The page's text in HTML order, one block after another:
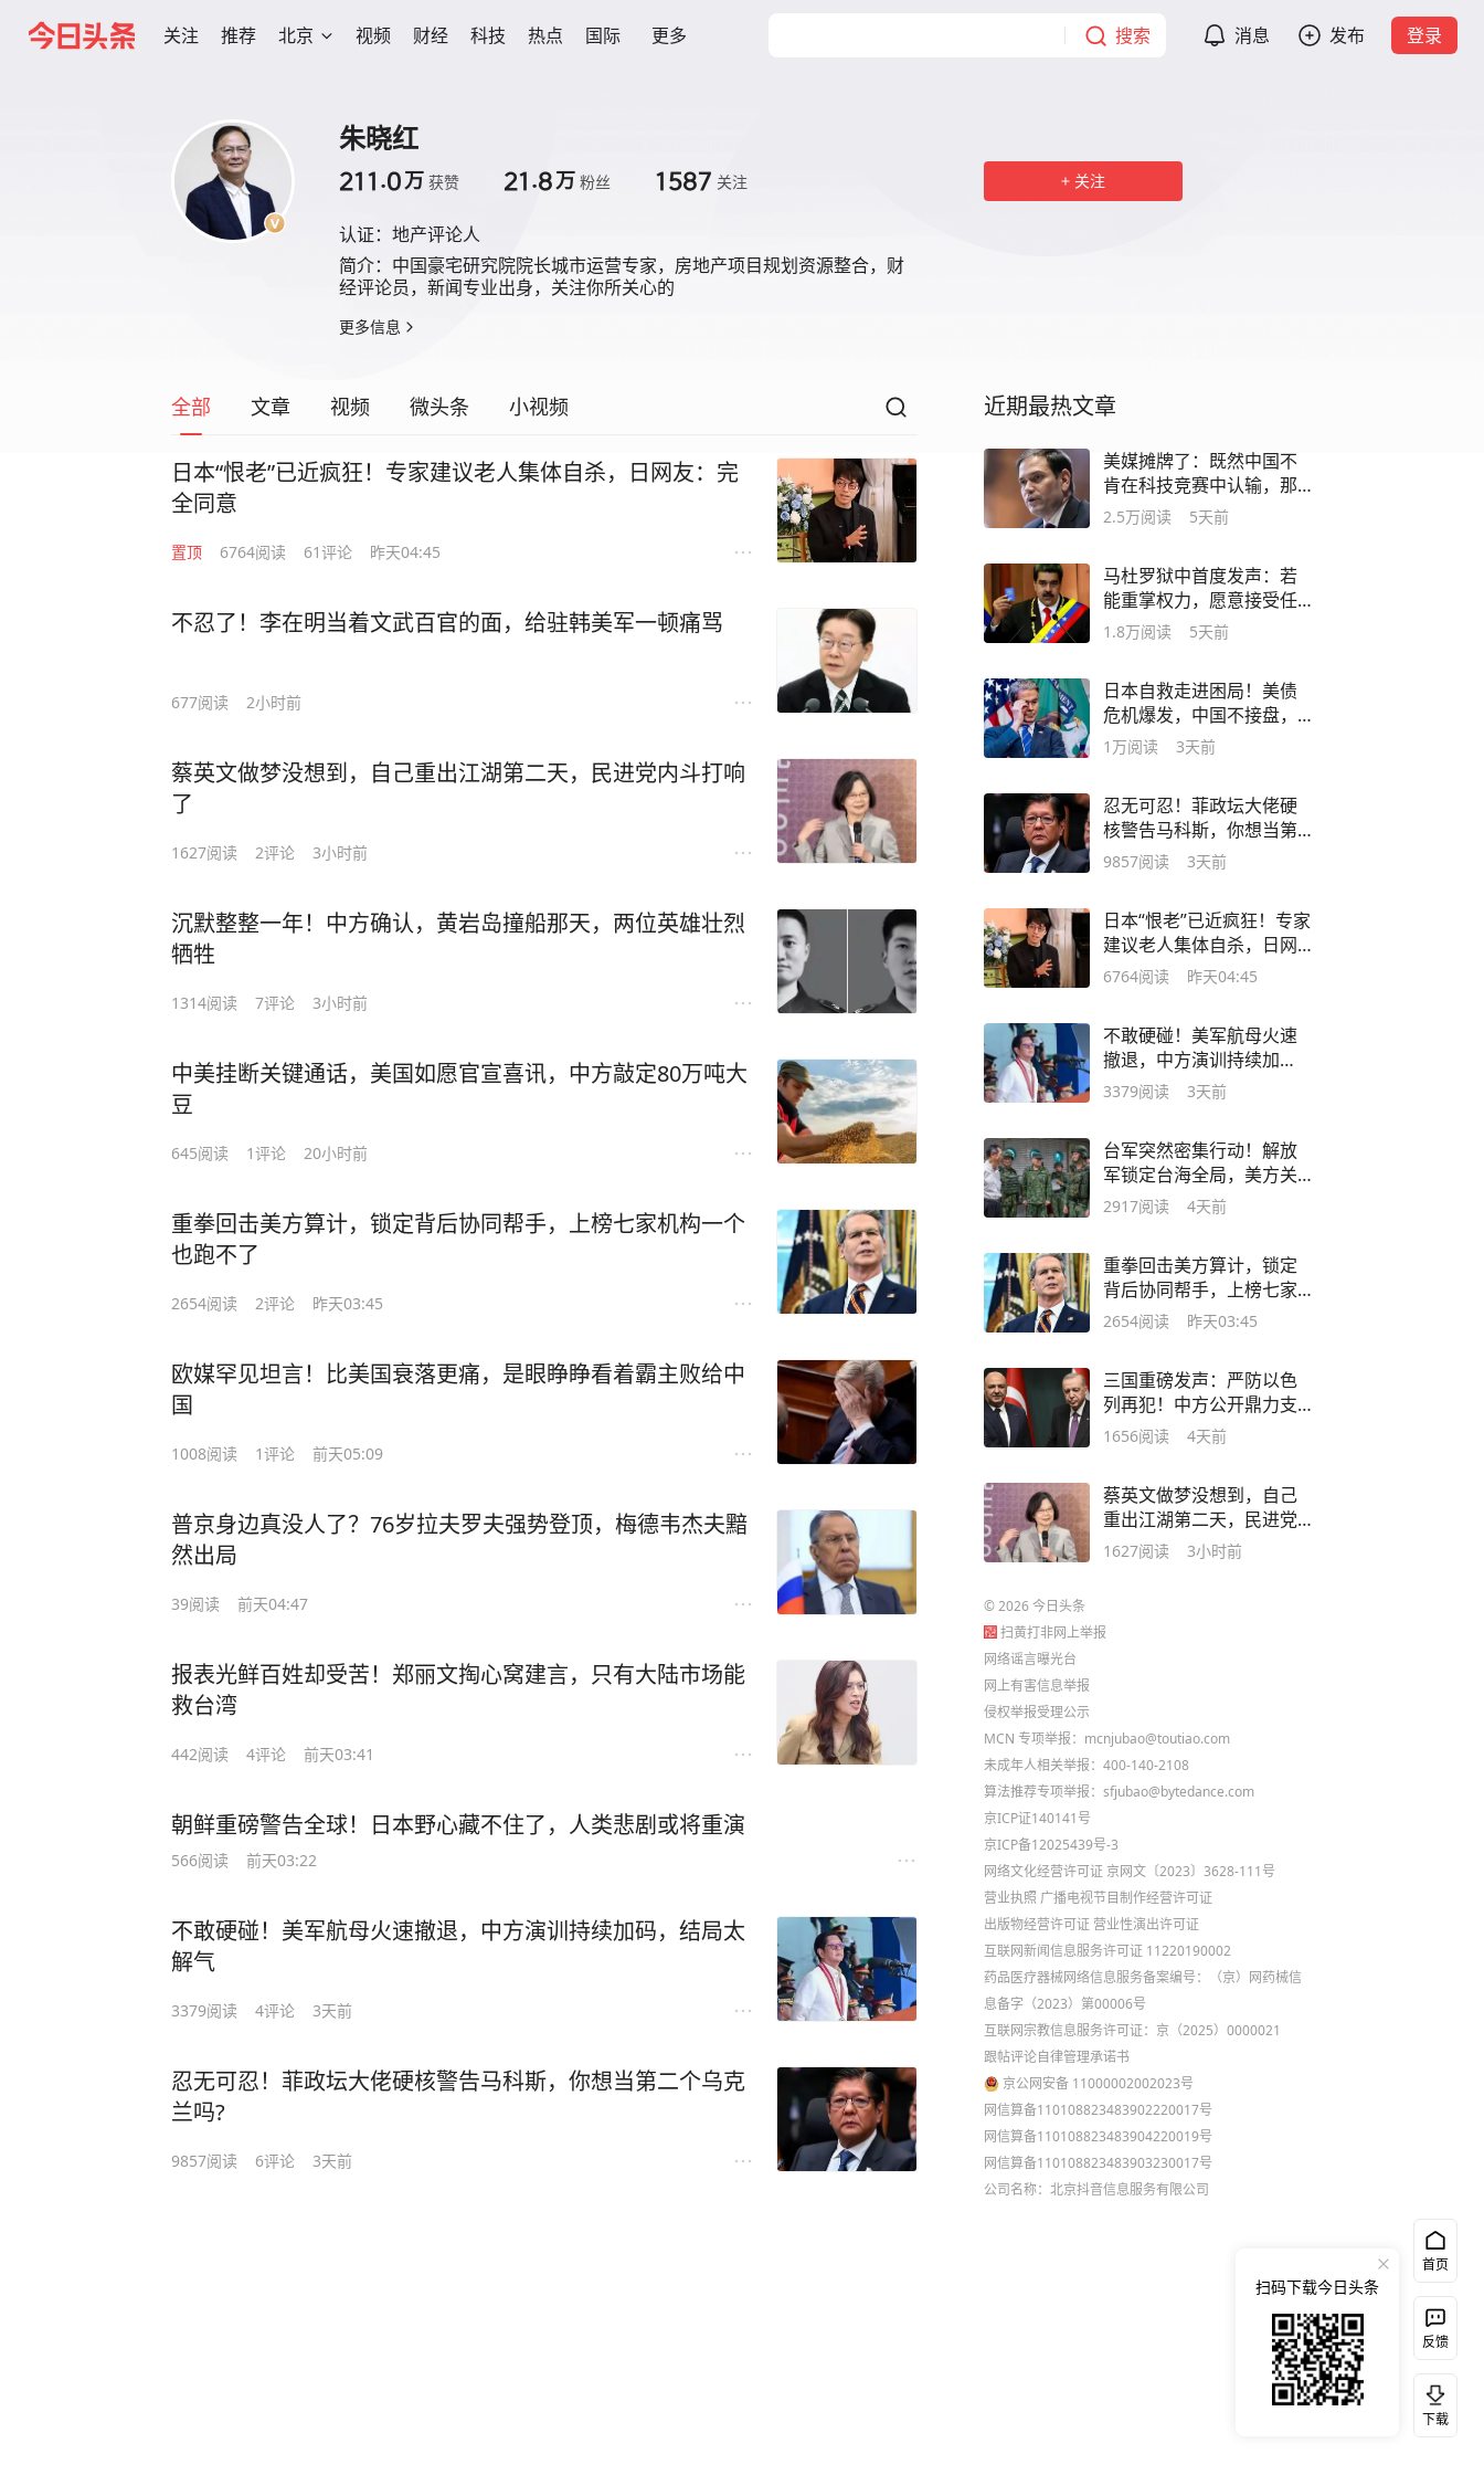
关注 推荐 北京 视频 财经 科技 热点 国际 更多 搜索 消息 发布 登录
朱晓红
211.0万 获赞 21.8万 粉丝 1587 关注
认证： 地产评论人
简介： 中国豪宅研究院院长城市运营专家，房地产项目规划资源整合，财
经评论员，新闻专业出身，关注你所关心的
更多信息
关注
全部 文章 视频 微头条 小视频
日本“恨老”已近疯狂！专家建议老人集体自杀，日网友：完
全同意
置顶 6764阅读 61评论 昨天04:45
不忍了！李在明当着文武百官的面，给驻韩美军一顿痛骂
677阅读 2小时前
蔡英文做梦没想到，自己重出江湖第二天，民进党内斗打响
了
1627阅读 2评论 3小时前
沉默整整一年！中方确认，黄岩岛撞船那天，两位英雄壮烈
牺牲
1314阅读 7评论 3小时前
中美挂断关键通话，美国如愿官宣喜讯，中方敲定80万吨大
豆
645阅读 1评论 20小时前
重拳回击美方算计，锁定背后协同帮手，上榜七家机构一个
也跑不了
2654阅读 2评论 昨天03:45
欧媒罕见坦言！比美国衰落更痛，是眼睁睁看着霸主败给中
国
1008阅读 1评论 前天05:09
普京身边真没人了？76岁拉夫罗夫强势登顶，梅德韦杰夫黯
然出局
39阅读 前天04:47
报表光鲜百姓却受苦！郑丽文掏心窝建言，只有大陆市场能
救台湾
442阅读 4评论 前天03:41
朝鲜重磅警告全球！日本野心藏不住了，人类悲剧或将重演
566阅读 前天03:22
不敢硬碰！美军航母火速撤退，中方演训持续加码，结局太
解气
3379阅读 4评论 3天前
忍无可忍！菲政坛大佬硬核警告马科斯，你想当第二个乌克
兰吗?
9857阅读 6评论 3天前
近期最热文章
美媒摊牌了：既然中国不
肯在科技竞赛中认输，那
就别怪被美国打压
2.5万阅读 5天前
马杜罗狱中首度发声：若
能重掌权力，愿意接受任
何对话
1.8万阅读 5天前
日本自救走进困局！美债
危机爆发，中国不接盘，
全球资本坐等收割
1万阅读 3天前
忍无可忍！菲政坛大佬硬
核警告马科斯，你想当第
二个乌克兰吗?
9857阅读 3天前
日本“恨老”已近疯狂！专家
建议老人集体自杀，日网
友：完全同意
6764阅读 昨天04:45
不敢硬碰！美军航母火速
撤退，中方演训持续加
码，结局太解气
3379阅读 3天前
台军突然密集行动！解放
军锁定台海全局，美方关
键时刻紧急退让
2917阅读 4天前
重拳回击美方算计，锁定
背后协同帮手，上榜七家
机构一个也跑不了
2654阅读 昨天03:45
三国重磅发声：严防以色
列再犯！中方公开鼎力支
持
1656阅读 4天前
蔡英文做梦没想到，自己
重出江湖第二天，民进党
内斗打响了
1627阅读 3小时前
©2026今日头条
扫黄打非网上举报
网络谣言曝光台
网上有害信息举报
侵权举报受理公示
MCN 专项举报：mcnjubao@toutiao.com
未成年人相关举报：400-140-2108
算法推荐专项举报：sfjubao@bytedance.com
京ICP证140141号
京ICP备12025439号-3
网络文化经营许可证 京网文〔2023〕3628-111号
营业执照 广播电视节目制作经营许可证
出版物经营许可证 营业性演出许可证
互联网新闻信息服务许可证 11220190002
药品医疗器械网络信息服务备案编号：（京）网药械信
息备字（2023）第00006号
互联网宗教信息服务许可证：京（2025）0000021
跟帖评论自律管理承诺书
京公网安备 11000002002023号
网信算备110108823483902220017号
网信算备110108823483904220019号
网信算备110108823483903230017号
公司名称：北京抖音信息服务有限公司
首页
反馈
下载
扫码下载今日头条